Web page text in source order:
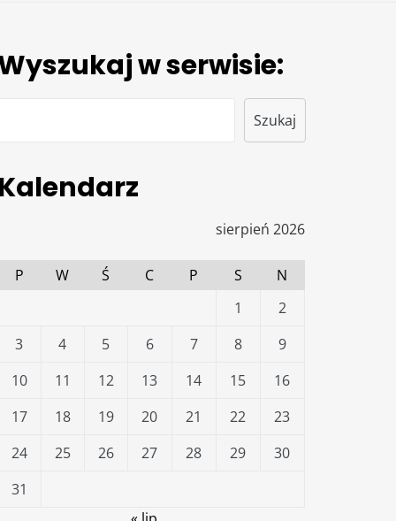
w serwisie:
Szukaj
Kalendarz
sierpień 2026
P W Ś C P S
N
1
2
3
4 5 6 7 8
9
10
11 12 13 14 15
16
17
18 19 20 21 22
23
24
25 26 27 28 29
30
31